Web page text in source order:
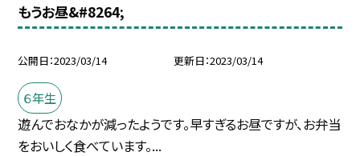
もうお昼&#8264;
公開日 2023/03/14 更新日 2023/03/14
６年生
遊んでおなかが減ったようです。早すぎるお昼ですが、お弁当
をおいしく食べています。...